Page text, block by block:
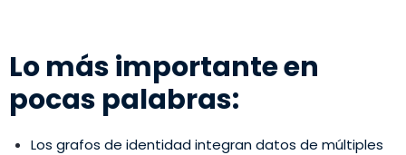
Lo más importante en
pocas palabras:
Los grafos de identidad integran datos de múltiples